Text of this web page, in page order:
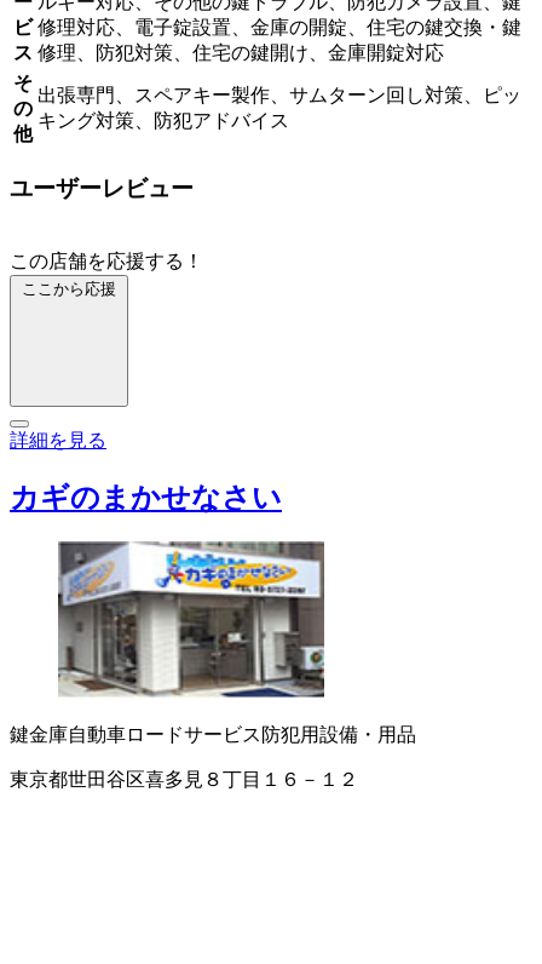
ビ
ス
修理対応、電子錠設置、金庫の開錠、住宅の鍵交換・鍵
修理、防犯対策、住宅の鍵開け、金庫開錠対応
そ
の
他
出張専門、スペアキー製作、サムターン回し対策、ピッ
キング対策、防犯アドバイス
ユーザーレビュー
この店舗を応援する！
ここから応援
詳細を見る
カギのまかせなさい
鍵金庫自動車ロードサービス 防犯用設備・用品
東京都世田谷区喜多見８丁目１６－１２